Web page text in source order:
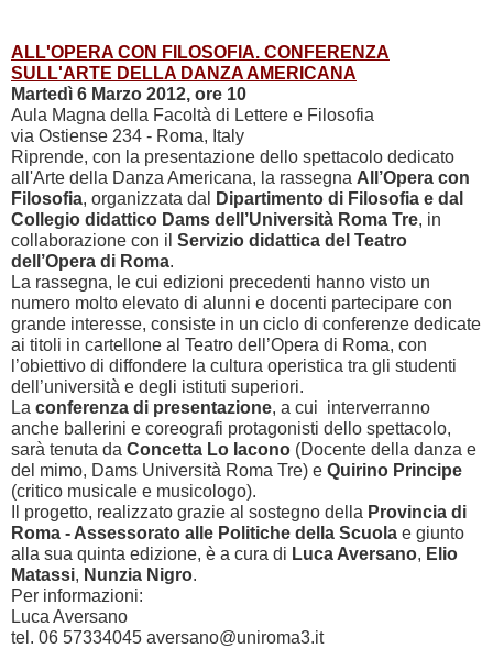
ALL'OPERA CON FILOSOFIA. CONFERENZA
SULL'ARTE DELLA DANZA AMERICANA
Martedì 6 Marzo 2012, ore 10
Aula Magna della Facoltà di Lettere e Filosofia
via Ostiense 234 - Roma, Italy
Riprende, con la presentazione dello spettacolo dedicato
all'Arte della Danza Americana, la rassegna All’Opera con
Filosofia, organizzata dal
Dipartimento di Filosofia e dal
Collegio didattico Dams dell’Università Roma Tre, in
collaborazione con il Servizio didattica del Teatro
dell’Opera di Roma.
La rassegna, le cui edizioni precedenti hanno visto un
numero molto elevato di alunni e docenti partecipare con
grande interesse, consiste in un ciclo di conferenze dedicate
ai titoli in cartellone al Teatro dell’Opera di Roma, con
l’obiettivo di diffondere la cultura operistica tra gli studenti
dell’università e degli istituti superiori.
La conferenza di presentazione, a cui interverranno
anche ballerini e coreografi protagonisti dello spettacolo,
sarà tenuta da Concetta Lo Iacono (Docente della danza e
del mimo, Dams Università Roma Tre) e Quirino Principe
(critico musicale e musicologo).
Il progetto, realizzato grazie al sostegno della Provincia di
Roma - Assessorato alle Politiche della Scuola e giunto
alla sua quinta edizione, è a cura di Luca Aversano, Elio
Matassi, Nunzia Nigro.
Per informazioni:
Luca Aversano
tel. 06 57334045 aversano@uniroma3.it